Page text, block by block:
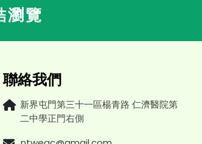
瀏覽
聯絡我們
新界屯門第三十一區楊青路 仁濟醫院第
二中學正門右側